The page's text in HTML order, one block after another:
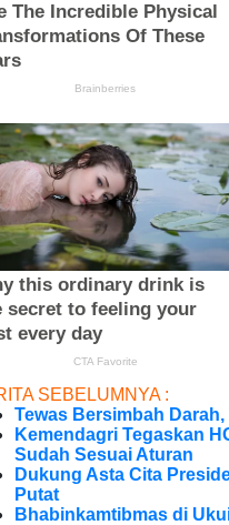
SEBELUMNYA :
Tewas Bersimbah
Kemendagri Tegaskan
Sudah Sesuai Aturan
Dukung Asta Cita
Putat
Bhabinkamtibmas di